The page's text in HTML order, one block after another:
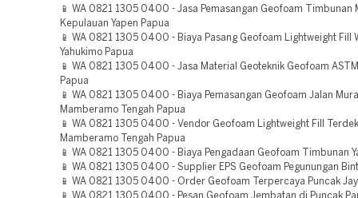
📱 WA 0821 1305 0400 - Jasa Pemasangan Geofoam Timbunan
Kepulauan Yapen Papua
📱 WA 0821 1305 0400 - Biaya Pasang Geofoam Lightweight Fill
Yahukimo Papua
📱 WA 0821 1305 0400 - Jasa Material Geoteknik Geofoam
Papua
📱 WA 0821 1305 0400 - Biaya Pemasangan Geofoam Jalan
Mamberamo Tengah Papua
📱 WA 0821 1305 0400 - Vendor Geofoam Lightweight Fill
Mamberamo Tengah Papua
📱 WA 0821 1305 0400 - Biaya Pengadaan Geofoam Timbunan
📱 WA 0821 1305 0400 - Supplier EPS Geofoam Pegunungan
📱 WA 0821 1305 0400 - Order Geofoam Terpercaya Puncak
📱 WA 0821 1305 0400 - Pesan Geofoam Jembatan di Puncak